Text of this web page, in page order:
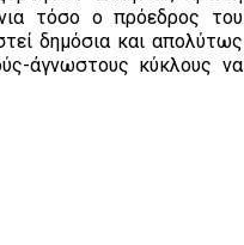
τόσο ο πρόεδρος του
δημόσια και απολύτως
άγνωστους κύκλους να